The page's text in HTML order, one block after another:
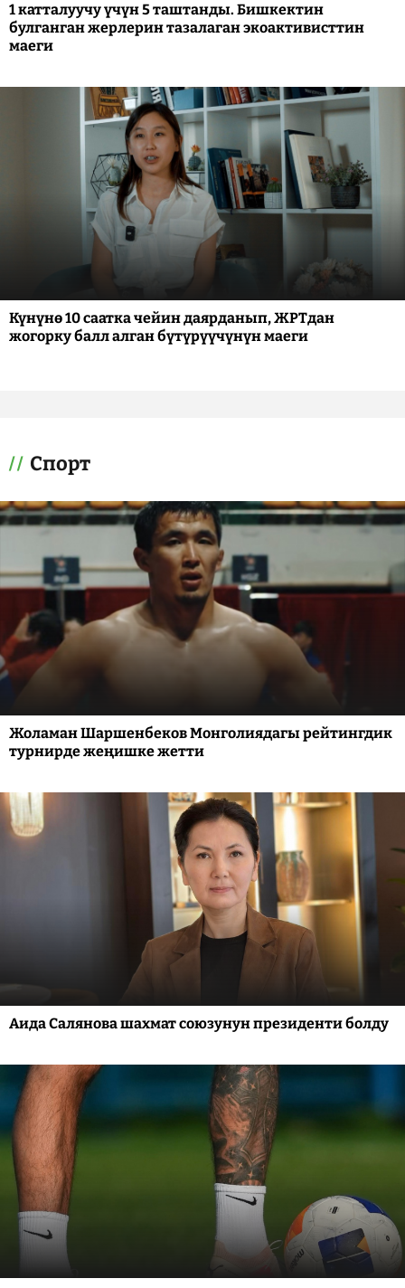
1 катталуучу үчүн 5 таштанды. Бишкектин
булганган жерлерин тазалаган экоактивисттин
маеги
Күнүнө 10 саатка чейин даярданып, ЖРТдан
жогорку балл алган бүтүрүүчүнүн маеги
Спорт
Жоламан Шаршенбеков Монголиядагы рейтингдик
турнирде жеңишке жетти
Аида Салянова шахмат союзунун президенти болду